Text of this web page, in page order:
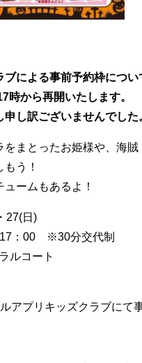
ブによる事前予約枠につ
時から再開いたします。
し訳ございませんでした
をまとったお姫様や、海
う！
ームもあるよ！
27(日)
17：00 ※30分交代制
ルコート
ルアプリキッズクラブにて